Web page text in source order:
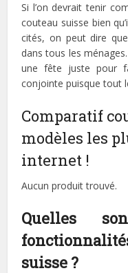
Si l’on devrait tenir
couteau suisse bien
cités, on peut dire
dans tous les
une fête juste pour
conjointe puisque tout
Comparatif
modèles les
internet !
Aucun produit trouvé.
Quelles
suisse ?